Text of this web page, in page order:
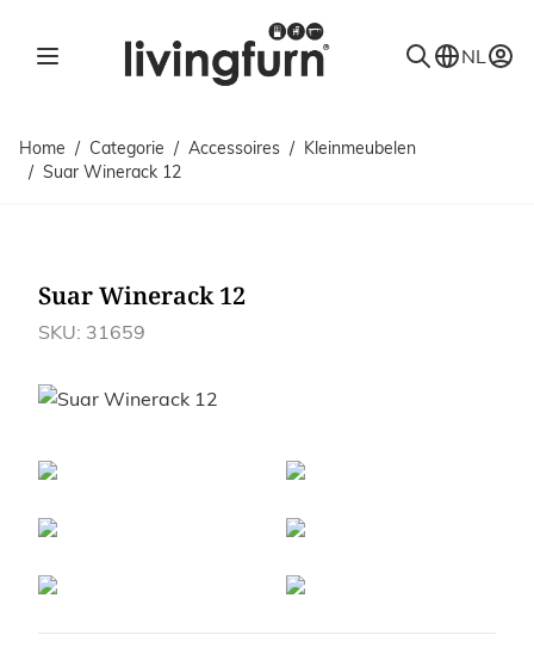
NL
Home / Categorie / Accessoires / Kleinmeubelen
/ Suar Winerack 12
Suar Winerack 12
SKU: 31659
Afbeeldingen